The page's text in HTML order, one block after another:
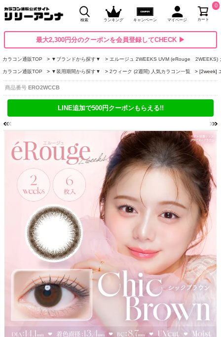
検索 ランキング キャンペーン マイページ カート
0
最大2,300円分のクーポンを会員登録してCHECK ▶
カラコン通販TOP ▼ブランドから探す▼ エルージュ 2WEEKS UVM (eRouge 2WEEKS)
カラコン通販TOP ▼装用期間から探す▼ 2ウィーク (2週間) 人気カラコン一覧 [2week]
商品番号 ERO2WCCB
LINE追加で500円クーポンもらえる!!